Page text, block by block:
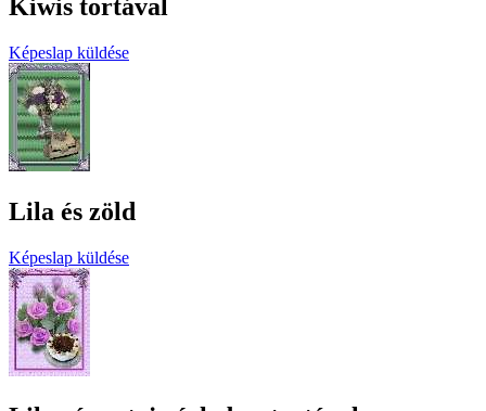
Kiwis tortával
Képeslap küldése
Lila és zöld
Képeslap küldése